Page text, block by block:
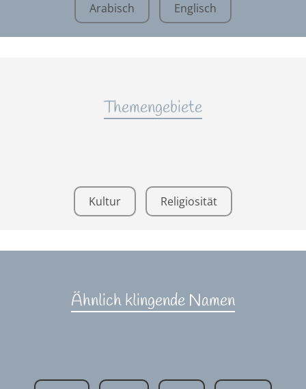
Arabisch Englisch
Themengebiete
Kultur Religiosität
Ähnlich klingende Namen